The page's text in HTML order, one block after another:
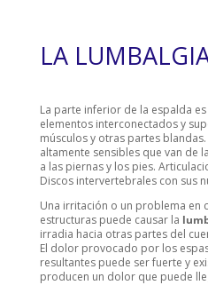
LA
La parte inferior de la espalda
elementos interconectados y
músculos y otras partes
altamente sensibles que van de
a las piernas y los pies.
Discos intervertebrales con sus
Una irritación o un problema en
estructuras puede causar la
irradia hacia otras partes del
El dolor provocado por los
resultantes puede ser fuerte y
producen un dolor que puede